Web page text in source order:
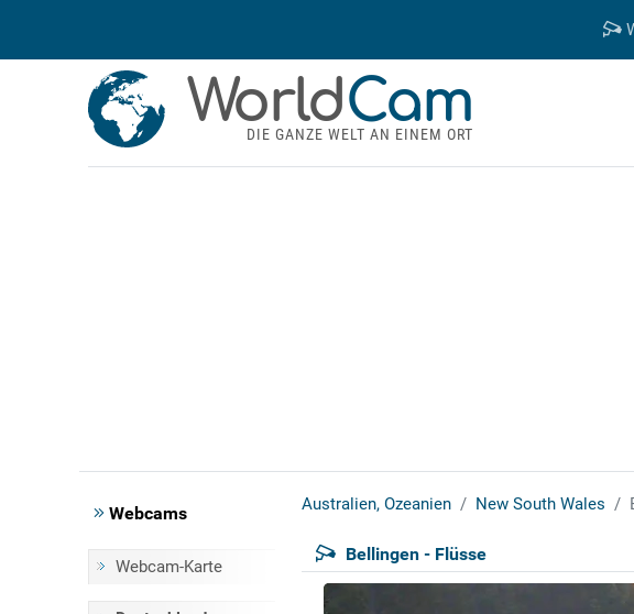
WorldCam
DIE GANZE WELT AN EINEM ORT
Webcams
Webcam-Karte
Australien, Ozeanien New South Wales
Bellingen - Flüsse